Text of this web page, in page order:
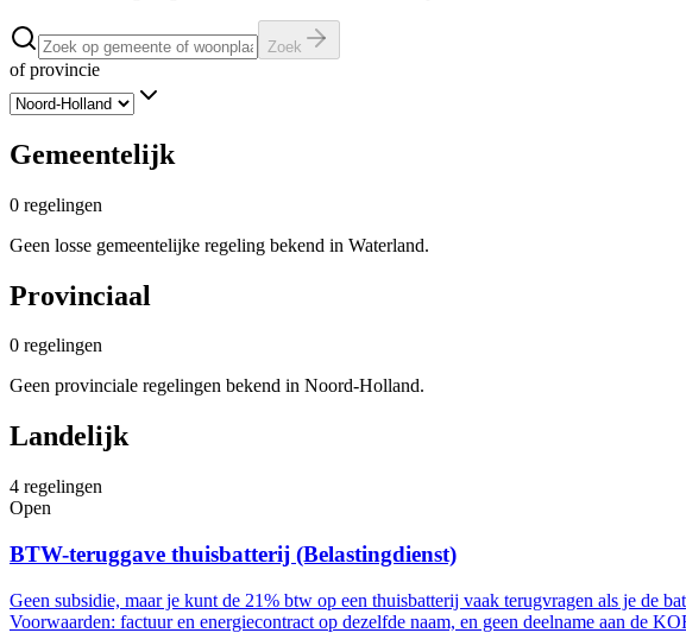
Zoek
of provincie
Gemeentelijk
0 regelingen
Geen losse gemeentelijke regeling bekend in Waterland.
Provinciaal
0 regelingen
Geen provinciale regelingen bekend in Noord-Holland.
Landelijk
4 regelingen
Open
BTW-teruggave thuisbatterij (Belastingdienst)
Geen subsidie, maar je kunt de 21% btw op een thuisbatterij vaak terugvragen als je de
Voorwaarden: factuur en energiecontract op dezelfde naam, en geen deelname aan de